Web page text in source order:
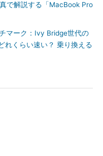
で解説する「MacBook Pro
マーク：Ivy Bridge世代の
れくらい速い？ 乗り換える